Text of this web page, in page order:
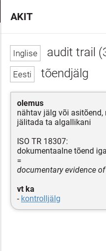
audit trail
tõendjälg
olemus
nähtav jälg või
jälitada ta algallikani
ISO TR 18307:
dokumentaalne tõend
=
documentary evidence
vt ka
- kontrolljälg
AKIT